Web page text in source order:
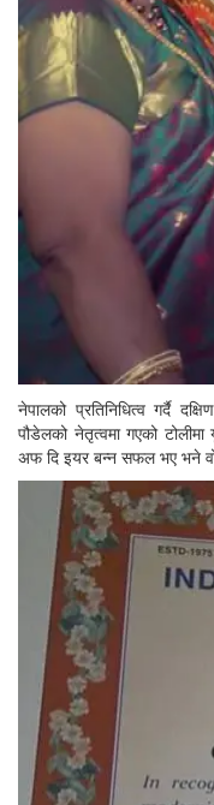
नेपालको प्रतिनिधित्व गर्दै
पौडेलको नेतृत्वमा गएको टोलीमा
अफ दि इयर बन्न सफल भए भने